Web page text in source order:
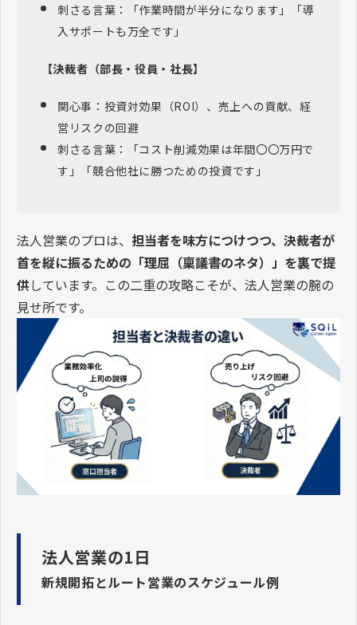
刺さる言葉：「作業時間が半分になります」「導
入サポートも万全です」
【決裁者（部長・役員・社長】
関心事：投資対効果（ROI）、売上への貢献、経
営リスクの回避
刺さる言葉：「コスト削減効果は年間〇〇万円で
す」「競合他社に勝つための投資です」
法人営業のプロは、 担当者を味方につけつつ、決裁者が
首を縦に振るための「理屈（稟議書のネタ）」を裏で提
供しています。この二重の攻略こそが、法人営業の腕の
見せ所です。
法人営業の1日
新規開拓とルート営業のスケジュール例